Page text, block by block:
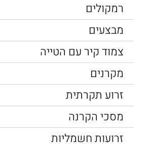
רמקולים
מבצעים
צמוד קיר עם הטייה
מקרנים
זרוע תקרתית
מסכי הקרנה
זרועות חשמליות